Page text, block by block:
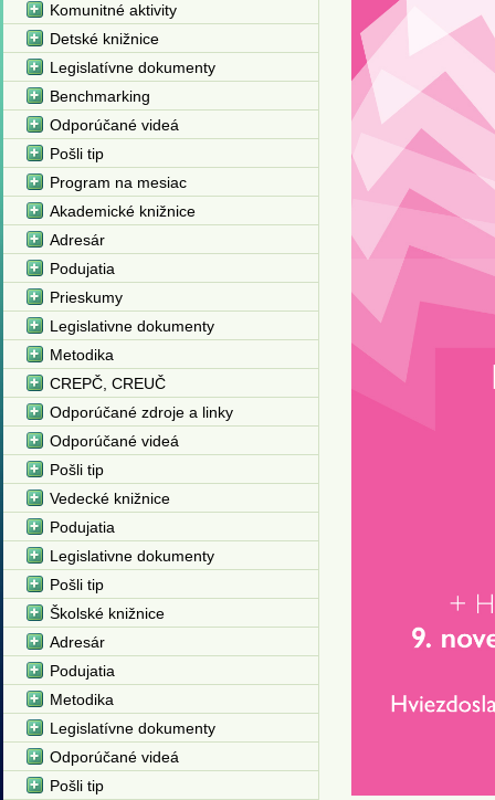
Komunitné aktivity
Detské knižnice
Legislatívne dokumenty
Benchmarking
Odporúčané videá
Pošli tip
Program na mesiac
Akademické knižnice
Adresár
Podujatia
Prieskumy
Legislativne dokumenty
Metodika
CREPČ, CREUČ
Odporúčané zdroje a linky
Odporúčané videá
Pošli tip
Vedecké knižnice
Podujatia
Legislativne dokumenty
Pošli tip
Školské knižnice
Adresár
Podujatia
Metodika
Legislatívne dokumenty
Odporúčané videá
Pošli tip